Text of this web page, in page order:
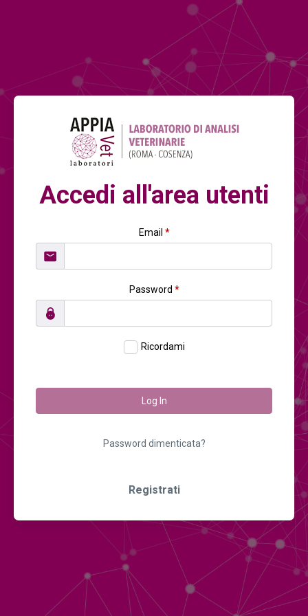
Accedi all'area utenti
Email *
Password *
Ricordami
Log In
Password dimenticata?
Registrati